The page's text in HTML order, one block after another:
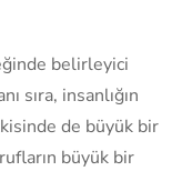
belirleyici
sıra, insanlığın
de büyük bir
büyük bir